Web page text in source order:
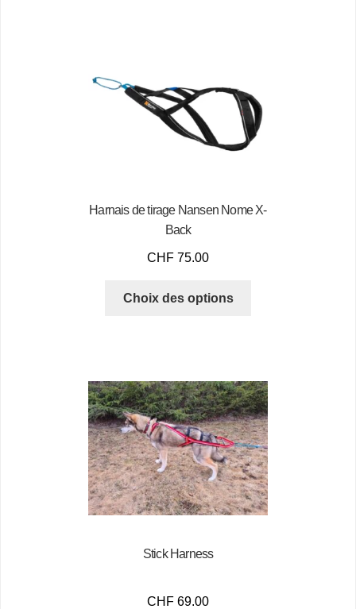
Harnais de tirage Nansen Nome X-
Back
CHF 75.00
Choix des options
Stick Harness
CHF 69.00